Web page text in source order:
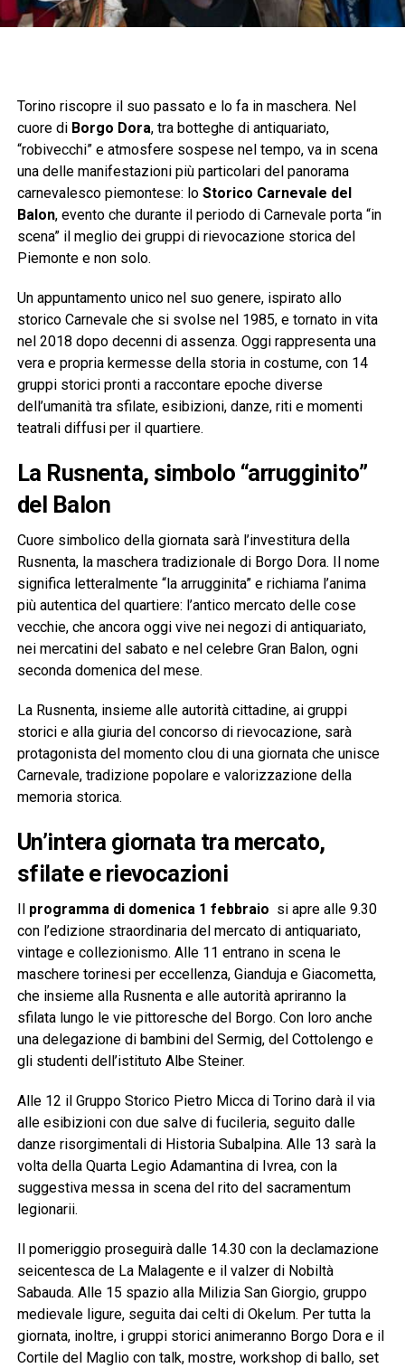
Torino riscopre il suo passato e lo fa in maschera. Nel
cuore di Borgo Dora, tra botteghe di antiquariato,
“robivecchi” e atmosfere sospese nel tempo, va in scena
una delle manifestazioni più particolari del panorama
carnevalesco piemontese: lo Storico Carnevale del
Balon, evento che durante il periodo di Carnevale porta “in
scena” il meglio dei gruppi di rievocazione storica del
Piemonte e non solo.
Un appuntamento unico nel suo genere, ispirato allo
storico Carnevale che si svolse nel 1985, e tornato in vita
nel 2018 dopo decenni di assenza. Oggi rappresenta una
vera e propria kermesse della storia in costume, con 14
gruppi storici pronti a raccontare epoche diverse
dell’umanità tra sfilate, esibizioni, danze, riti e momenti
teatrali diffusi per il quartiere.
La Rusnenta, simbolo “arrugginito”
del Balon
Cuore simbolico della giornata sarà l’investitura della
Rusnenta, la maschera tradizionale di Borgo Dora. Il nome
significa letteralmente “la arrugginita” e richiama l’anima
più autentica del quartiere: l’antico mercato delle cose
vecchie, che ancora oggi vive nei negozi di antiquariato,
nei mercatini del sabato e nel celebre Gran Balon, ogni
seconda domenica del mese.
La Rusnenta, insieme alle autorità cittadine, ai gruppi
storici e alla giuria del concorso di rievocazione, sarà
protagonista del momento clou di una giornata che unisce
Carnevale, tradizione popolare e valorizzazione della
memoria storica.
Un’intera giornata tra mercato,
sfilate e rievocazioni
programma di domenica 1 febbraio si apre alle 9.30
con l’edizione straordinaria del mercato di antiquariato,
vintage e collezionismo. Alle 11 entrano in scena le
maschere torinesi per eccellenza, Gianduja e Giacometta,
che insieme alla Rusnenta e alle autorità apriranno la
sfilata lungo le vie pittoresche del Borgo. Con loro anche
una delegazione di bambini del Sermig, del Cottolengo e
gli studenti dell’istituto Albe Steiner.
Alle 12 il Gruppo Storico Pietro Micca di Torino darà il via
alle esibizioni con due salve di fucileria, seguito dalle
danze risorgimentali di Historia Subalpina. Alle 13 sarà la
volta della Quarta Legio Adamantina di Ivrea, con la
suggestiva messa in scena del rito del sacramentum
legionarii.
Il pomeriggio proseguirà dalle 14.30 con la declamazione
seicentesca de La Malagente e il valzer di Nobiltà
Sabauda. Alle 15 spazio alla Milizia San Giorgio, gruppo
medievale ligure, seguita dai celti di Okelum. Per tutta la
giornata, inoltre, i gruppi storici animeranno Borgo Dora e il
Cortile del Maglio con talk, mostre, workshop di ballo, set